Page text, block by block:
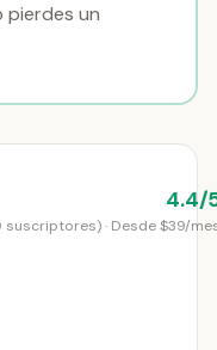
pierdes un
4.4/
· Desde $39/